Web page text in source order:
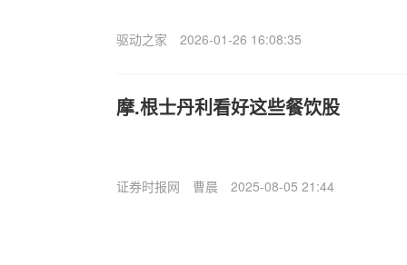
驱动之家 2026-01-26 16:08:35
摩.根士丹利看好这些餐饮股
证券时报网 曹晨 2025-08-05 21:44